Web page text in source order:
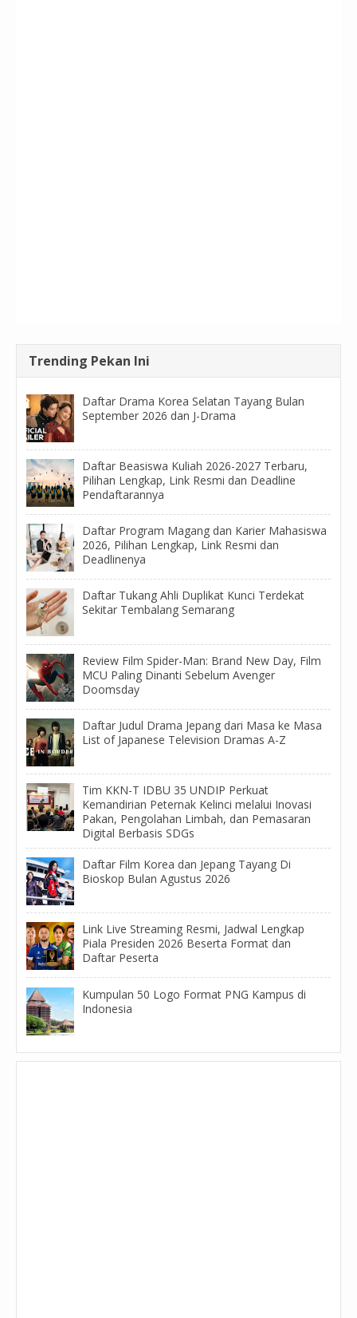
Trending Pekan Ini
Daftar Drama Korea Selatan Tayang Bulan
September 2026 dan J-Drama
Daftar Beasiswa Kuliah 2026-2027 Terbaru,
Pilihan Lengkap, Link Resmi dan Deadline
Pendaftarannya
Daftar Program Magang dan Karier Mahasiswa
2026, Pilihan Lengkap, Link Resmi dan
Deadlinenya
Daftar Tukang Ahli Duplikat Kunci Terdekat
Sekitar Tembalang Semarang
Review Film Spider-Man: Brand New Day, Film
MCU Paling Dinanti Sebelum Avenger
Doomsday
Daftar Judul Drama Jepang dari Masa ke Masa
List of Japanese Television Dramas A-Z
Tim KKN-T IDBU 35 UNDIP Perkuat
Kemandirian Peternak Kelinci melalui Inovasi
Pakan, Pengolahan Limbah, dan Pemasaran
Digital Berbasis SDGs
Daftar Film Korea dan Jepang Tayang Di
Bioskop Bulan Agustus 2026
Link Live Streaming Resmi, Jadwal Lengkap
Piala Presiden 2026 Beserta Format dan
Daftar Peserta
Kumpulan 50 Logo Format PNG Kampus di
Indonesia